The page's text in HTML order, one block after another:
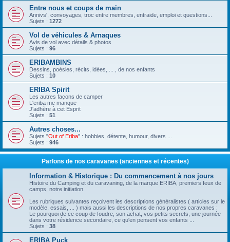
Entre nous et coups de main
Annivs', convoyages, troc entre membres, entraide, emploi et questions...
Sujets : 1272
Vol de véhicules & Arnaques
Avis de vol avec détails & photos
Sujets : 96
ERIBAMBINS
Dessins, poésies, récits, idées, ... , de nos enfants
Sujets : 10
ERIBA Spirit
Les autres façons de camper
L'eriba me manque
J'adhère à cet Esprit
Sujets : 51
Autres choses...
Sujets "Out of Eriba" : hobbies, détente, humour, divers ...
Sujets : 946
Parlons de nos caravanes (anciennes et récentes)
Information & Historique : Du commencement à nos jours
Histoire du Camping et du caravaning, de la marque ERIBA, premiers feux de
camps, notre initiation.
Les rubriques suivantes reçoivent les descriptions généralistes ( articles sur le
modèle, essais, ... ) mais aussi les descriptions de nos propres caravanes :
Le pourquoi de ce coup de foudre, son achat, vos petits secrets, une journée
dans votre résidence secondaire, ce qu'en pensent vos enfants ...
Sujets : 38
ERIBA Puck